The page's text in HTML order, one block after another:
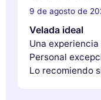
9 de agosto de
Velada ideal
Una
Personal
Lo recomiendo